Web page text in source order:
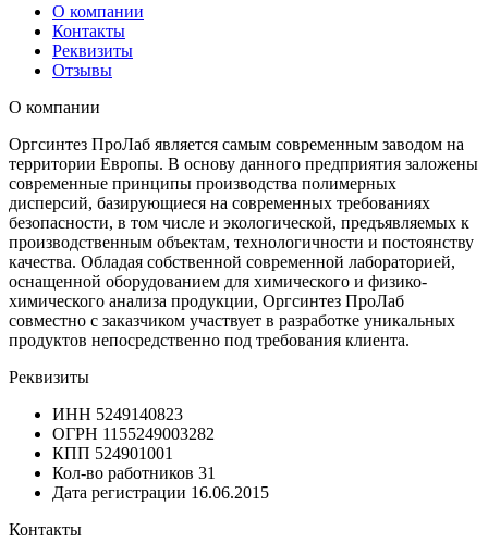
О компании
Контакты
Реквизиты
Отзывы
О компании
Оргсинтез ПроЛаб является самым современным заводом на
территории Европы. В основу данного предприятия заложены
современные принципы производства полимерных
дисперсий, базирующиеся на современных требованиях
безопасности, в том числе и экологической, предъявляемых к
производственным объектам, технологичности и постоянству
качества. Обладая собственной современной лабораторией,
оснащенной оборудованием для химического и физико-
химического анализа продукции, Оргсинтез ПроЛаб
совместно с заказчиком участвует в разработке уникальных
продуктов непосредственно под требования клиента.
Реквизиты
ИНН 5249140823
ОГРН 1155249003282
КПП 524901001
Кол-во работников 31
Дата регистрации 16.06.2015
Контакты